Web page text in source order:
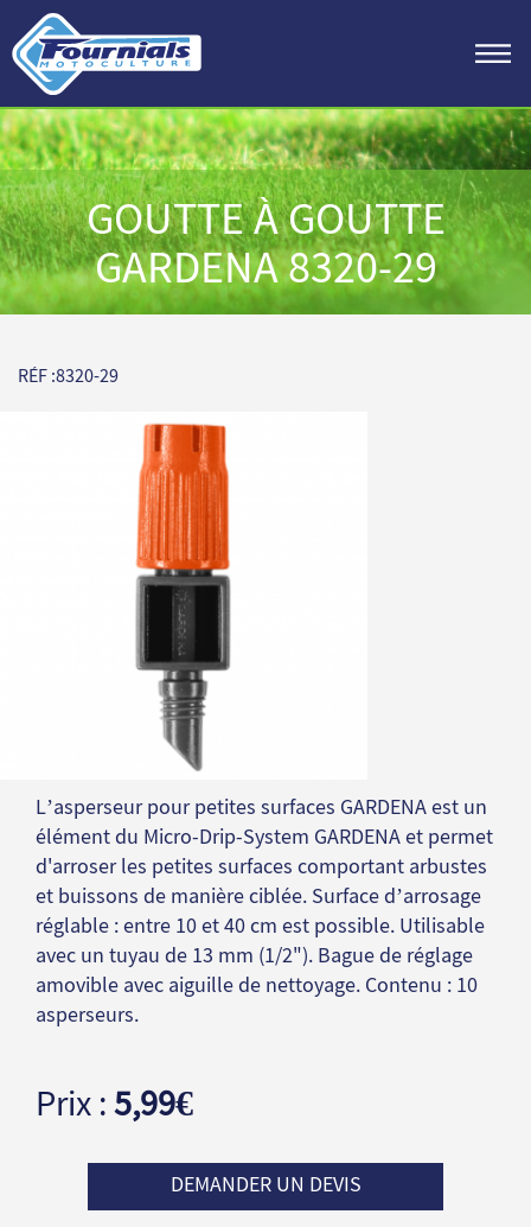
GOUTTE À GOUTTE
GARDENA 8320-29
RÉF :8320-29
L’asperseur pour petites surfaces GARDENA est un
élément du Micro-Drip-System GARDENA et permet
d'arroser les petites surfaces comportant arbustes
et buissons de manière ciblée. Surface d’arrosage
réglable : entre 10 et 40 cm est possible. Utilisable
avec un tuyau de 13 mm (1/2"). Bague de réglage
amovible avec aiguille de nettoyage. Contenu : 10
asperseurs.
Prix :5,99€
DEMANDER UN DEVIS